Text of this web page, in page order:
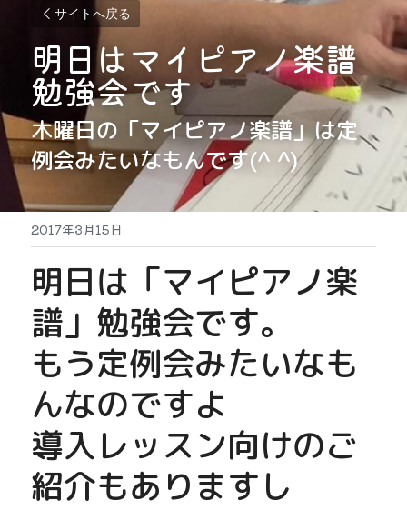
サイトへ戻る
明日はマイピアノ楽譜
勉強会です
木曜日の「マイピアノ楽譜」は定
例会みたいなもんです(^ ^)
2017年3月15日
明日は「マイピアノ楽
譜」勉強会です。
もう定例会みたいなも
んなのですよ
導入レッスン向けのご
紹介もありますし